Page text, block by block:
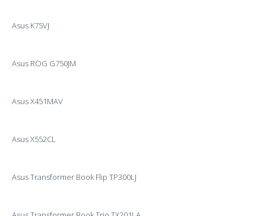
Asus K75VJ
Asus ROG G750JM
Asus X451MAV
Asus X552CL
Asus Transformer Book Flip TP300LJ